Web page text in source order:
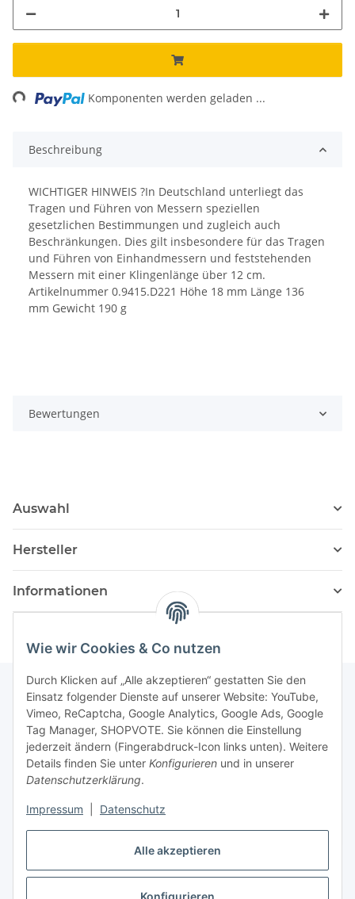
Alle akzeptieren
Wie wir Cookies & Co nutzen
Durch Klicken auf „Alle akzeptieren“ gestatten Sie den
Einsatz folgender Dienste auf unserer Website: YouTube,
Vimeo, ReCaptcha, Google Analytics, Google Ads, Google
Tag Manager, SHOPVOTE. Sie können die Einstellung
jederzeit ändern (Fingerabdruck-Icon links unten). Weitere
Details finden Sie unter Konfigurieren und in unserer
Datenschutzerklärung.
Impressum Datenschutz
Komponenten werden geladen ...
Beschreibung
WICHTIGER HINWEIS ?In Deutschland unterliegt das
Tragen und Führen von Messern speziellen
gesetzlichen Bestimmungen und zugleich auch
Beschränkungen. Dies gilt insbesondere für das Tragen
und Führen von Einhandmessern und feststehenden
Messern mit einer Klingenlänge über 12 cm.
Artikelnummer 0.9415.D221 Höhe 18 mm Länge 136
mm Gewicht 190 g
Bewertungen
Auswahl
Hersteller
Informationen
Newsletter Abonnieren
Bitte senden Sie mir entsprechend Ihrer
Datenschutzerklärung
regelmäßig und jederzeit widerruflich
Informationen zu Ihrem Produktsortiment per E-Mail zu.
Abonnieren
Newsletter Abonnieren